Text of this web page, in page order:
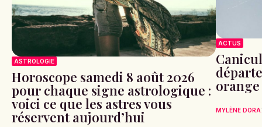
ASTROLOGIE
Horoscope samedi 8 août 2026
pour chaque signe astrologique :
voici ce que les astres vous
réservent aujourd’hui
ACTUS
orange
MYLÈNE DORA